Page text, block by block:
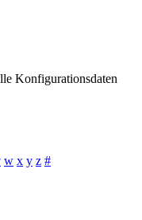
Konfigurationsdaten
w x y z #